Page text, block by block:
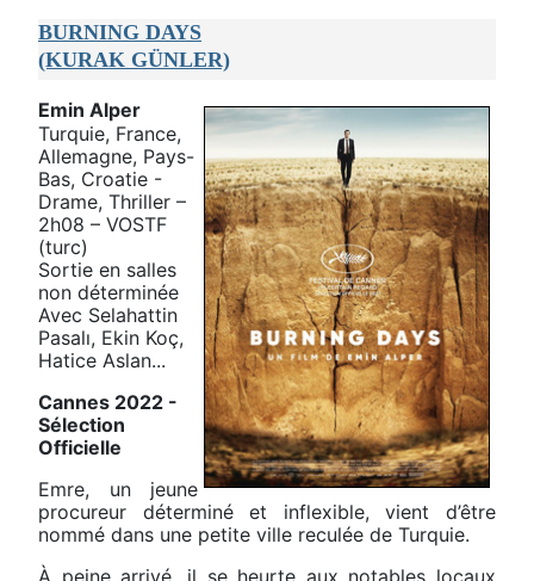
BURNING DAYS
(KURAK GÜNLER)
Emin Alper
Turquie, France,
Allemagne, Pays-
Bas, Croatie -
Drame, Thriller –
2h08 – VOSTF
(turc)
Sortie en salles
non déterminée
Avec Selahattin
Pasalı, Ekin Koç,
Hatice Aslan...
Cannes 2022 -
Sélection
Officielle
Emre, un jeune
procureur déterminé et inflexible, vient d’être
nommé dans une petite ville reculée de Turquie.
À peine arrivé, il se heurte aux notables locaux